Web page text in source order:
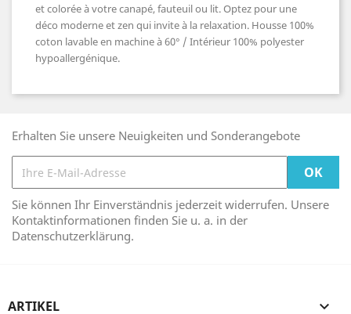
et colorée à votre canapé, fauteuil ou lit. Optez pour une
déco moderne et zen qui invite à la relaxation. Housse 100%
coton lavable en machine à 60° / Intérieur 100% polyester
hypoallergénique.
Erhalten Sie unsere Neuigkeiten und Sonderangebote
Sie können Ihr Einverständnis jederzeit widerrufen. Unsere
Kontaktinformationen finden Sie u. a. in der
Datenschutzerklärung.
ARTIKEL 